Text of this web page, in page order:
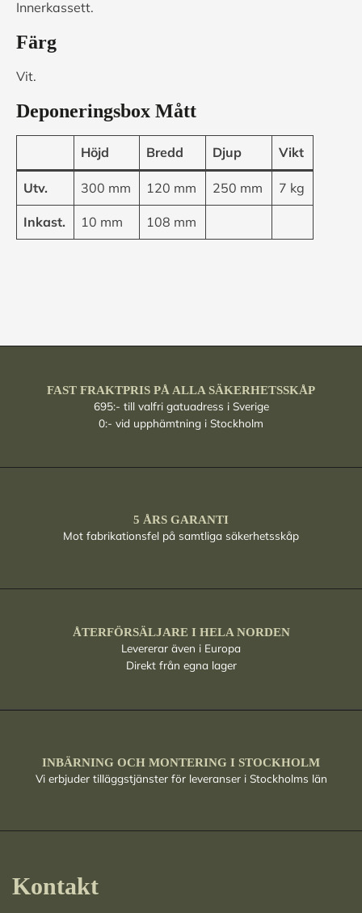
Innerkassett.
Färg
Vit.
Deponeringsbox Mått
Höjd Bredd Djup Vikt
Utv. 300 mm 120 mm 250 mm 7 kg
Inkast. 10 mm 108 mm
FAST FRAKTPRIS PÅ ALLA SÄKERHETSSKÅP
695:- till valfri gatuadress i Sverige
0:- vid upphämtning i Stockholm
5 ÅRS GARANTI
Mot fabrikationsfel på samtliga säkerhetsskåp
ÅTERFÖRSÄLJARE I HELA NORDEN
Levererar även i Europa
Direkt från egna lager
INBÄRNING OCH MONTERING I STOCKHOLM
Vi erbjuder tilläggstjänster för leveranser i Stockholms län
Kontakt